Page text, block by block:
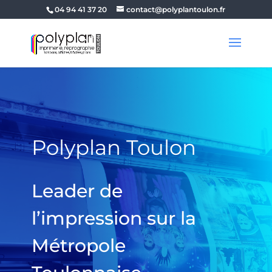
04 94 41 37 20 contact@polyplantoulon.fr
Polyplan Toulon
Leader de
l’impression sur la
Métropole